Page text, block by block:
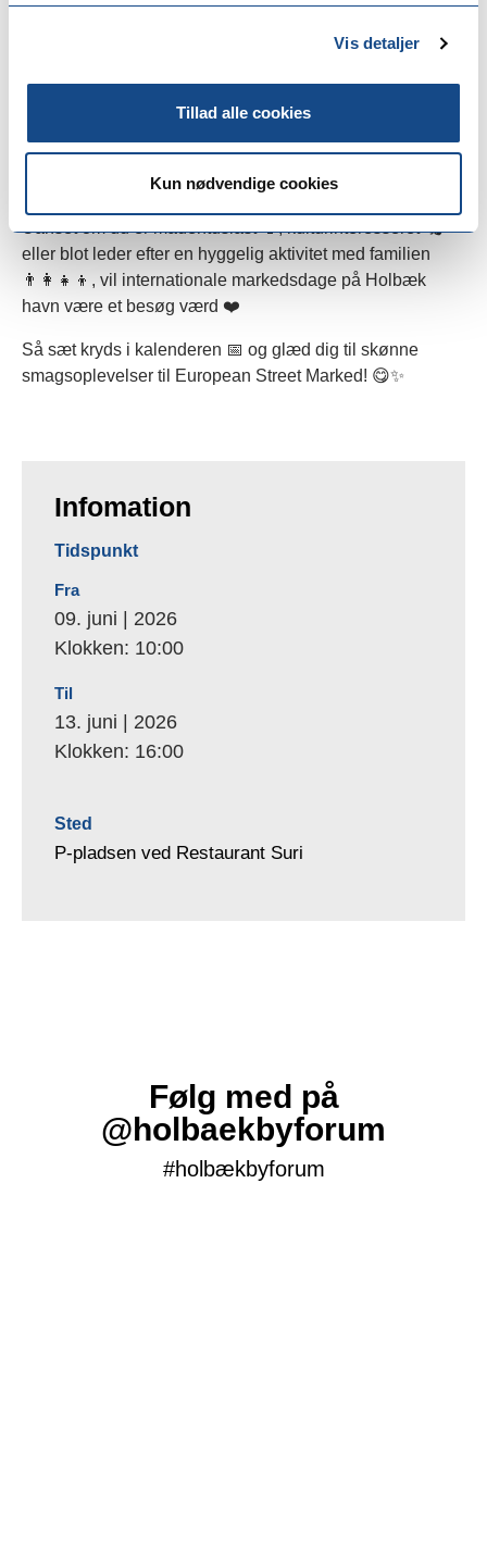
Vis detaljer
Tillad alle cookies
Kun nødvendige cookies
chokolade 🍫, hollandsk ost 🧀, engelsk fish & chips 🍟
🐟, tysk grillmad 🌭🔥, græske oliven 🫒 og nødder 🌰,
🕒 Markedets åbningstider:
Fredag: 10.00 – 19.00
Lørdag: 10.00 – 16.00
Uanset om du er madentusiast 🍷, kulturinteresseret 🎭
eller blot leder efter en hyggelig aktivitet med familien
👨‍👩‍👧‍👦, vil internationale markedsdage på Holbæk
havn være et besøg værd ❤️
Så sæt kryds i kalenderen 📅 og glæd dig til skønne
smagsoplevelser til European Street Marked! 😋✨
Infomation
Tidspunkt
Fra
09. juni | 2026
Klokken: 10:00
Til
13. juni | 2026
Klokken: 16:00
Sted
P-pladsen ved Restaurant Suri
Følg med på
@holbaekbyforum
#holbækbyforum